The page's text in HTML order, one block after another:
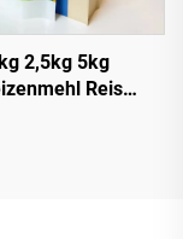
2,5kg 5kg
Reis